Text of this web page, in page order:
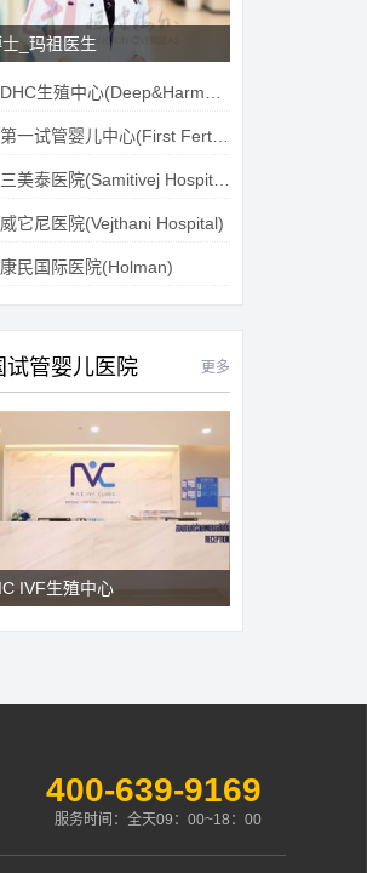
_玛祖医生
生殖中心(Deep&Harmonicare IVF Center)
试管婴儿中心(First Fertilily PGS Center Limitied)
美泰医院(Samitivej Hospital)
它尼医院(Vejthani Hospital)
民国际医院(Holman)
试管婴儿医院 更多
IVF生殖中心
400-639-9169
服务时间：全天09：00~18：00